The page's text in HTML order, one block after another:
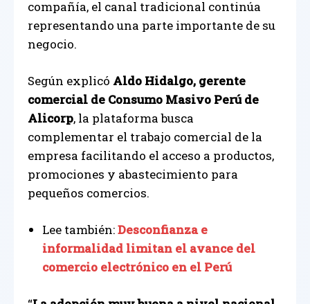
compañía, el canal tradicional continúa
representando una parte importante de su
negocio.
Según explicó Aldo Hidalgo, gerente
comercial de Consumo Masivo Perú de
Alicorp, la plataforma busca
complementar el trabajo comercial de la
empresa facilitando el acceso a productos,
promociones y abastecimiento para
pequeños comercios.
Lee también:Desconfianza e
informalidad limitan el avance del
comercio electrónico en el Perú